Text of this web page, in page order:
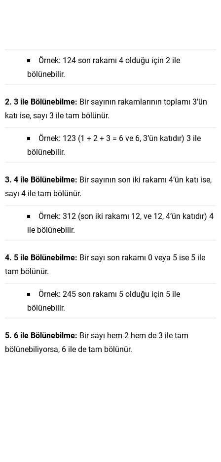
Örnek: 124 son rakamı 4 olduğu için 2 ile
bölünebilir.
2. 3 ile Bölünebilme: Bir sayının rakamlarının toplamı 3’ün
katı ise, sayı 3 ile tam bölünür.
Örnek: 123 (1 + 2 + 3 = 6 ve 6, 3’ün katıdır) 3 ile
bölünebilir.
3. 4 ile Bölünebilme: Bir sayının son iki rakamı 4’ün katı ise,
sayı 4 ile tam bölünür.
Örnek: 312 (son iki rakamı 12, ve 12, 4’ün katıdır) 4
ile bölünebilir.
4. 5 ile Bölünebilme: Bir sayı son rakamı 0 veya 5 ise 5 ile
tam bölünür.
Örnek: 245 son rakamı 5 olduğu için 5 ile
bölünebilir.
5. 6 ile Bölünebilme: Bir sayı hem 2 hem de 3 ile tam
bölünebiliyorsa, 6 ile de tam bölünür.